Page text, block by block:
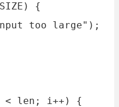
{
too large");
< len; i++) {